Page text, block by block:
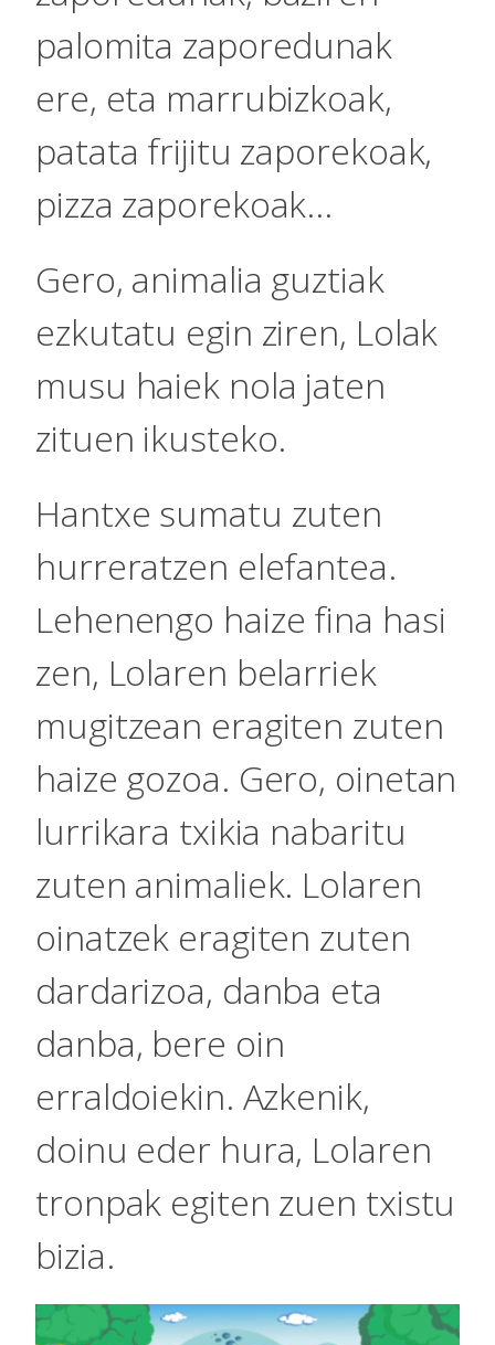
palomita zaporedunak
ere, eta marrubizkoak,
patata frijitu zaporekoak,
pizza zaporekoak...
Gero, animalia guztiak
ezkutatu egin ziren, Lolak
musu haiek nola jaten
zituen ikusteko.
Hantxe sumatu zuten
hurreratzen elefantea.
Lehenengo haize fina hasi
zen, Lolaren belarriek
mugitzean eragiten zuten
haize gozoa. Gero, oinetan
lurrikara txikia nabaritu
zuten animaliek. Lolaren
oinatzek eragiten zuten
dardarizoa, danba eta
danba, bere oin
erraldoiekin. Azkenik,
doinu eder hura, Lolaren
tronpak egiten zuen txistu
bizia.